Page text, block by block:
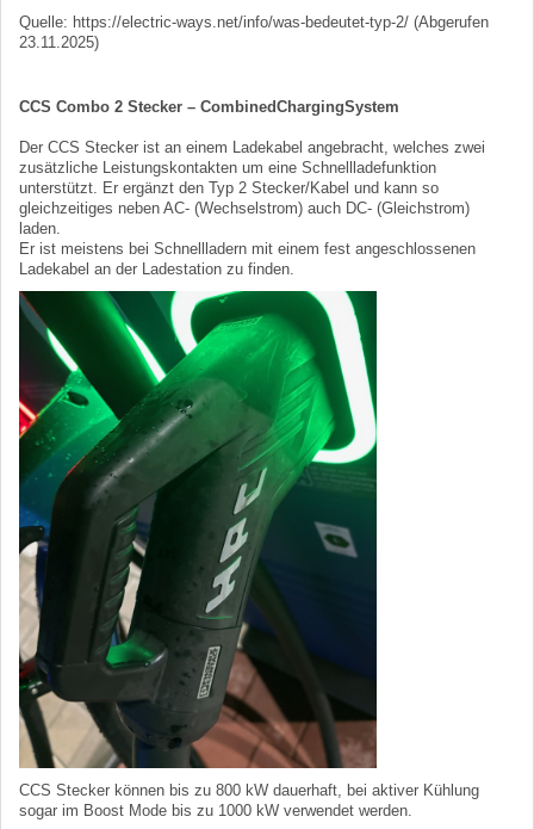
Quelle: https://electric-ways.net/info/was-bedeutet-typ-2/ (Abgerufen
23.11.2025)
CCS Combo 2 Stecker – CombinedChargingSystem
Der CCS Stecker ist an einem Ladekabel angebracht, welches zwei
zusätzliche Leistungskontakten um eine Schnellladefunktion
unterstützt. Er ergänzt den Typ 2 Stecker/Kabel und kann so
gleichzeitiges neben AC- (Wechselstrom) auch DC- (Gleichstrom)
laden.
Er ist meistens bei Schnellladern mit einem fest angeschlossenen
Ladekabel an der Ladestation zu finden.
CCS Stecker können bis zu 800 kW dauerhaft, bei aktiver Kühlung
sogar im Boost Mode bis zu 1000 kW verwendet werden.